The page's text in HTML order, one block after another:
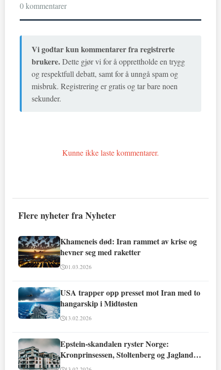
0 kommentarer
Vi godtar kun kommentarer fra registrerte
brukere.Dette gjør vi for å opprettholde en trygg
og respektfull debatt, samt for å unngå spam og
misbruk. Registrering er gratis og tar bare noen
sekunder.
Kunne ikke laste kommentarer.
Flere nyheter fra Nyheter
Khameneis død: Iran rammet av krise og
hevner seg med raketter
01.03.2026
USA trapper opp presset mot Iran med to
hangarskip i Midtøsten
13.02.2026
Epstein-skandalen ryster Norge:
Kronprinsessen, Stoltenberg og Jagland
involvert